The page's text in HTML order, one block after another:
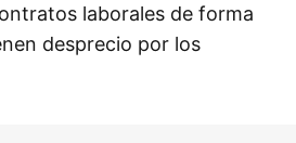
laborales de forma
desprecio por los